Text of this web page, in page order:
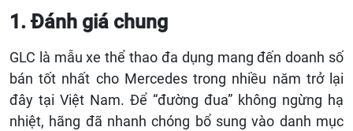
1. Đánh giá chung
GLC là mẫu xe thể thao đa dụng mang đến doanh số
bán tốt nhất cho Mercedes trong nhiều năm trở lại
đây tại Việt Nam. Để “đường đua” không ngừng hạ
nhiệt, hãng đã nhanh chóng bổ sung vào danh mục